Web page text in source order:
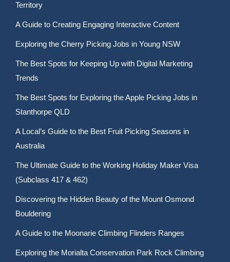
Territory
A Guide to Creating Engaging Interactive Content
Exploring the Cherry Picking Jobs in Young NSW
The Best Spots for Keeping Up with Digital Marketing
Trends
The Best Spots for Exploring the Apple Picking Jobs in
Stanthorpe QLD
A Local’s Guide to the Best Fruit Picking Seasons in
Australia
The Ultimate Guide to the Working Holiday Maker Visa
(Subclass 417 & 462)
Discovering the Hidden Beauty of the Mount Osmond
Bouldering
A Guide to the Moonarie Climbing Flinders Ranges
Exploring the Morialta Conservation Park Rock Climbing